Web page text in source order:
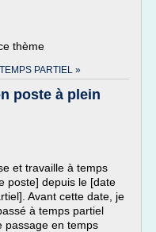
thème
PARTIEL »
poste à plein
et travaille à temps
poste] depuis le [date
Avant cette date, je
à temps partiel
passage en temps